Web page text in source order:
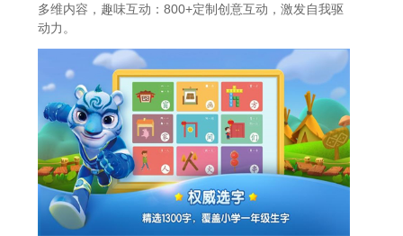
多维内容，趣味互动：800+定制创意互动，激发自我驱
动力。